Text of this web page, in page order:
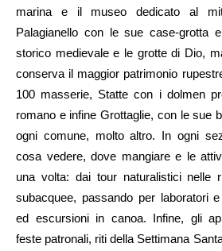
marina e il museo dedicato al
Palagianello con le sue case-grotta
storico medievale e le grotte di Dio,
conserva il maggior patrimonio
100 masserie, Statte con i dolmen
romano e infine Grottaglie, con le sue
ogni comune, molto altro. In ogni
cosa vedere, dove mangiare e le
una volta: dai tour naturalistici nelle
subacquee, passando per laboratori
ed escursioni in canoa. Infine, gli
feste patronali, riti della Settimana